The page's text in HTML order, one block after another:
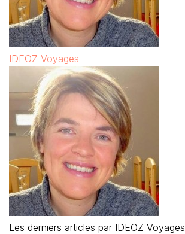
IDEOZ Voyages
Les derniers articles par IDEOZ Voyages